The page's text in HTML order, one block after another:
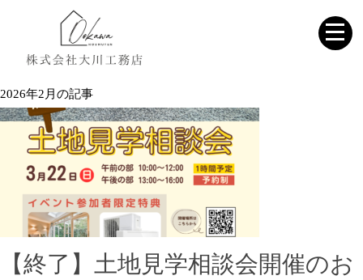
2026年2月の記事
【終了】土地見学相談会開催のお